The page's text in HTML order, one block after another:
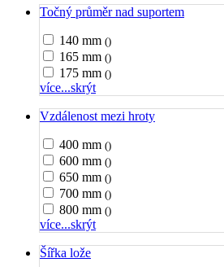
Točný průměr nad suportem
140 mm ()
165 mm ()
175 mm ()
více...skrýt
Vzdálenost mezi hroty
400 mm ()
600 mm ()
650 mm ()
700 mm ()
800 mm ()
více...skrýt
Šířka lože